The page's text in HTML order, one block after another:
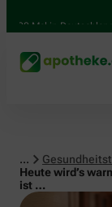
Mal in Deutschland
...
Heute wird’s
ist …
Lebensqualität